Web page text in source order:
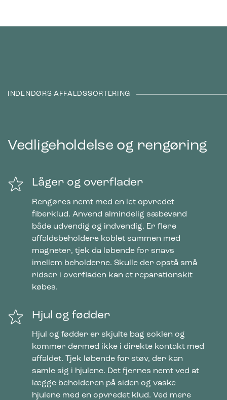
INDENDØRS AFFALDSSORTERING
Vedligeholdelse og rengøring
Låger og overflader
Rengøres nemt med en let opvredet
fiberklud. Anvend almindelig sæbevand
både udvendig og indvendig. Er flere
affaldsbeholdere koblet sammen med
magneter, tjek da løbende for snavs
imellem beholderne. Skulle der opstå små
ridser i overfladen kan et reparationskit
købes.
Hjul og fødder
Hjul og fødder er skjulte bag soklen og
kommer dermed ikke i direkte kontakt med
affaldet. Tjek løbende for støv, der kan
samle sig i hjulene. Det fjernes nemt ved at
lægge beholderen på siden og vaske
hjulene med en opvredet klud. Ved mere